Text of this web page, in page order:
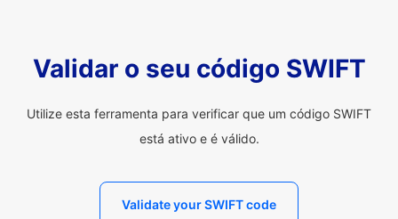
Validar o seu código SWIFT
Utilize esta ferramenta para verificar que um código SWIFT
está ativo e é válido.
Validate your SWIFT code